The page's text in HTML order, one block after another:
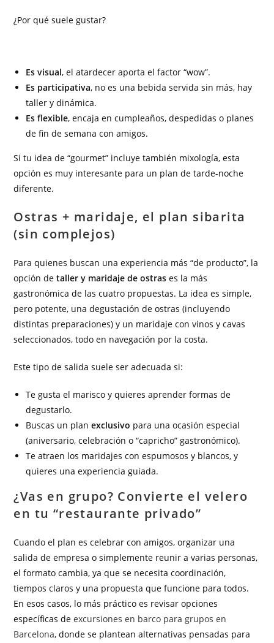
¿Por qué suele gustar?
Es visual, el atardecer aporta el factor “wow”.
Es participativa, no es una bebida servida sin más, hay
taller y dinámica.
Es flexible, encaja en cumpleaños, despedidas o planes
de fin de semana con amigos.
Si tu idea de “gourmet” incluye también mixología, esta
opción es muy interesante para un plan de tarde-noche
diferente.
Ostras + maridaje, el plan sibarita
(sin complejos)
Para quienes buscan una experiencia más “de producto”, la
opción detaller y maridaje de ostras es la más
gastronómica de las cuatro propuestas. La idea es simple,
pero potente, una degustación de ostras (incluyendo
distintas preparaciones) y un maridaje con vinos y cavas
seleccionados, todo en navegación por la costa.
Este tipo de salida suele ser adecuada si:
Te gusta el marisco y quieres aprender formas de
degustarlo.
Buscas un planexclusivo para una ocasión especial
(aniversario, celebración o “capricho” gastronómico).
Te atraen los maridajes con espumosos y blancos, y
quieres una experiencia guiada.
¿Vas en grupo? Convierte el velero
en tu “restaurante privado”
Cuando el plan es celebrar con amigos, organizar una
salida de empresa o simplemente reunir a varias personas,
el formato cambia, ya que se necesita coordinación,
tiempos claros y una propuesta que funcione para todos.
En esos casos, lo más práctico es revisar opciones
específicas deexcursiones en barco para grupos en
Barcelona, donde se plantean alternativas pensadas para